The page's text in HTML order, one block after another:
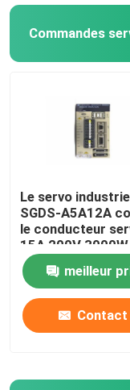
Commandes
Le servo
SGDS-A5A12A
le conducteur
15A 200V
Yaskawa
meilleur
Contact